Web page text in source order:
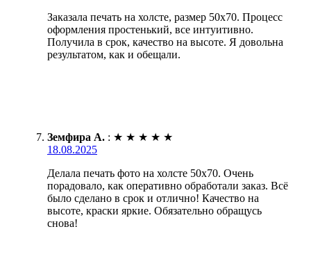
Заказала печать на холсте, размер 50х70. Процесс
оформления простенький, все интуитивно.
Получила в срок, качество на высоте. Я довольна
результатом, как и обещали.
Земфира А. : ★ ★ ★ ★ ★
18.08.2025
Делала печать фото на холсте 50х70. Очень
порадовало, как оперативно обработали заказ. Всё
было сделано в срок и отлично! Качество на
высоте, краски яркие. Обязательно обращусь
снова!